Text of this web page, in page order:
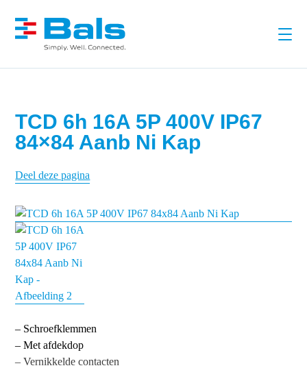
TCD 6h 16A 5P 400V IP67
84×84 Aanb Ni Kap
Deel deze pagina
– Schroefklemmen
– Met afdekdop
– Vernikkelde contacten